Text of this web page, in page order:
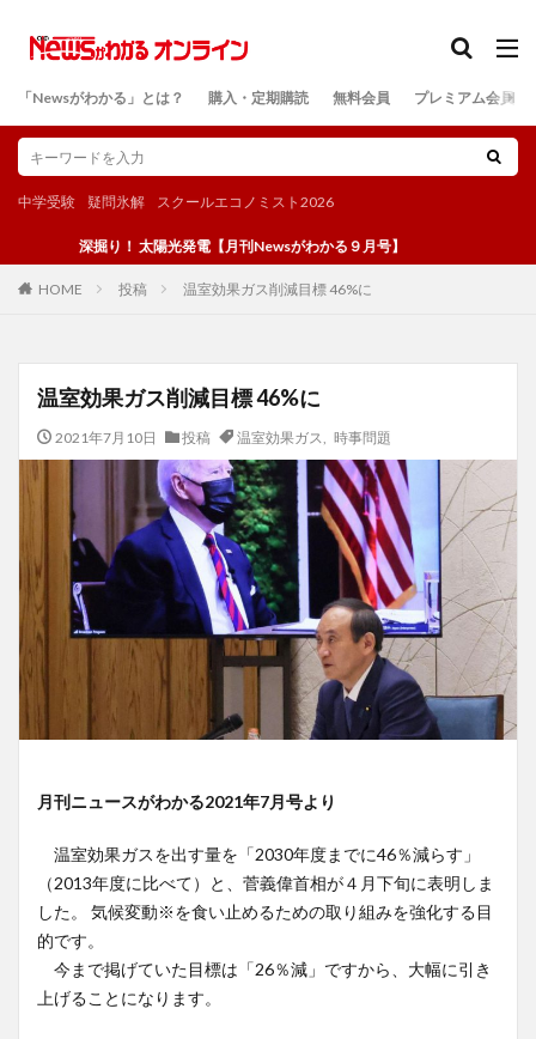
「Newsがわかる」とは？ 購入・定期購読 無料会員 プレミアム会員
中学受験 疑問氷解 スクールエコノミスト2026
深掘り！ 太陽光発電【月刊Newsがわかる９月号】
HOME 投稿 温室効果ガス削減目標 46%に
温室効果ガス削減目標 46%に
2021年7月10日 投稿 温室効果ガス 時事問題
月刊ニュースがわかる2021年7月号より
温室効果ガスを出す量を「2030年度までに46％減らす」
（2013年度に比べて）と、菅義偉首相が４月下旬に表明しま
した。 気候変動※を食い止めるための取り組みを強化する目
的です。
今まで掲げていた目標は「26％減」ですから、大幅に引き
上げることになります。
検索